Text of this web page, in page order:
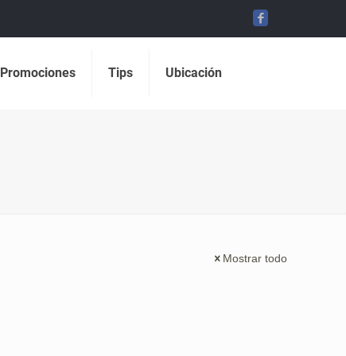
Promociones Tips Ubicación
Mostrar todo